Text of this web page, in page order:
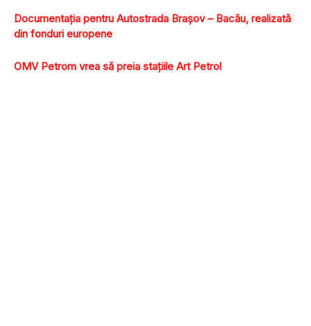
Documentaţia pentru Autostrada Braşov – Bacău, realizată
din fonduri europene
OMV Petrom vrea să preia staţiile Art Petrol